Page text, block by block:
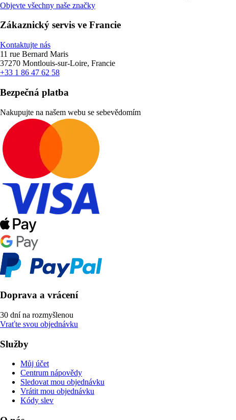
Objevte všechny naše značky
Zákaznický servis ve Francie
Kontaktujte nás
11 rue Bernard Maris
37270 Montlouis-sur-Loire, Francie
+33 1 86 47 62 58
Bezpečná platba
Nakupujte na našem webu se sebevědomím
Doprava a vrácení
30 dní na rozmyšlenou
Vraťte svou objednávku
Služby
Můj účet
Centrum nápovědy
Sledovat mou objednávku
Vrátit mou objednávku
Kódy slev